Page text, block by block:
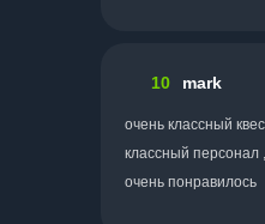
10 mark
очень классный
классный персонал
очень понравилось